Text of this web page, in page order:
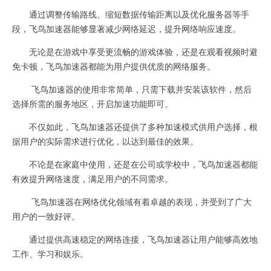
通过调整传输路线、缩短数据传输距离以及优化服务器等手
段，飞鸟加速器能够显著减少网络延迟，提升网络响应速度。
无论是在游戏中享受更流畅的游戏体验，还是在观看视频时避
免卡顿，飞鸟加速器都能为用户提供优质的网络服务。
飞鸟加速器的使用非常简单，只需下载并安装该软件，然后
选择所需的服务地区，开启加速功能即可。
不仅如此，飞鸟加速器还提供了多种加速模式供用户选择，根
据用户的实际需求进行优化，以达到最佳的效果。
不论是在家庭中使用，还是在公司或学校中，飞鸟加速器都能
有效提升网络速度，满足用户的不同需求。
飞鸟加速器在网络优化领域有着卓越的表现，并受到了广大
用户的一致好评。
通过提供高速稳定的网络连接，飞鸟加速器让用户能够高效地
工作、学习和娱乐。